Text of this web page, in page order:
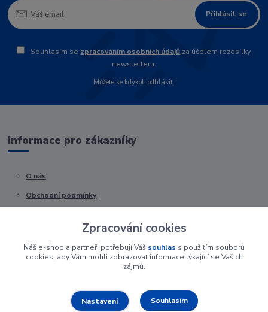
Přihlásit se
Souhlasím se zpracováním osobních údajů za účelem rozesílky
newsletteru.
Můžete se kdykoli odhlásit.
Informace pro zákazníky
O nás
Obchodní podmínky
Zpracování cookies
Náš e-shop a partneři potřebují Váš souhlas s použitím souborů
cookies, aby Vám mohli zobrazovat informace týkající se Vašich
zájmů.
Nastavení Souhlasím